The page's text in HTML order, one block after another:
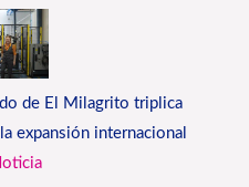
de El Milagrito triplica
expansión internacional